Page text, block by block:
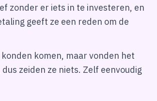
zonder er iets in te investeren, en
geeft ze een reden om de
komen, maar vonden het
zeiden ze niets. Zelf eenvoudig